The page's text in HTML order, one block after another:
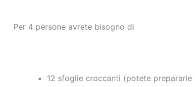
Per 4 persone avrete bisogno di
12 sfoglie croccanti (potete